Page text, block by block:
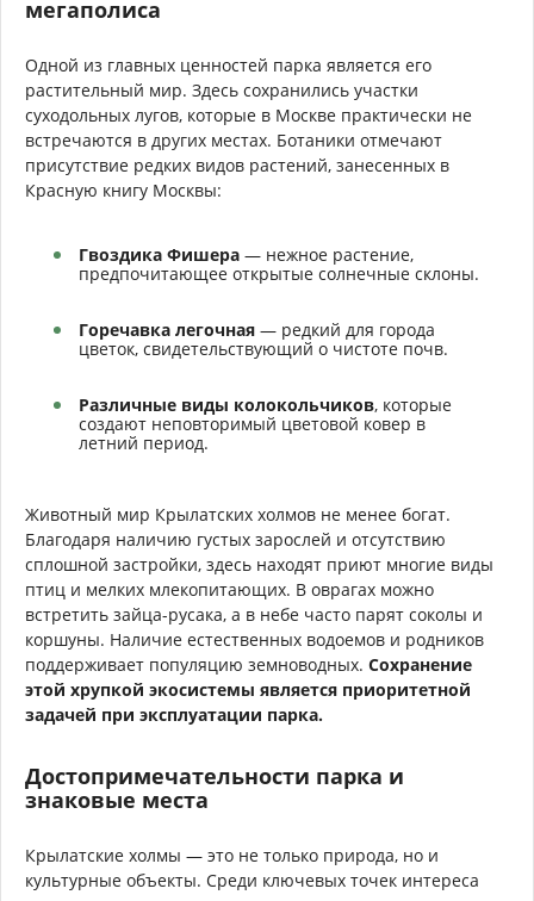
мегаполиса
Одной из главных ценностей парка является его
растительный мир. Здесь сохранились участки
суходольных лугов, которые в Москве практически не
встречаются в других местах. Ботаники отмечают
присутствие редких видов растений, занесенных в
Красную книгу Москвы:
Гвоздика Фишера — нежное растение,
предпочитающее открытые солнечные склоны.
Горечавка легочная — редкий для города
цветок, свидетельствующий о чистоте почв.
Различные виды колокольчиков, которые
создают неповторимый цветовой ковер в
летний период.
Животный мир Крылатских холмов не менее богат.
Благодаря наличию густых зарослей и отсутствию
сплошной застройки, здесь находят приют многие виды
птиц и мелких млекопитающих. В оврагах можно
встретить зайца-русака, а в небе часто парят соколы и
коршуны. Наличие естественных водоемов и родников
поддерживает популяцию земноводных. Сохранение
этой хрупкой экосистемы является приоритетной
задачей при эксплуатации парка.
Достопримечательности парка и
знаковые места
Крылатские холмы — это не только природа, но и
культурные объекты. Среди ключевых точек интереса